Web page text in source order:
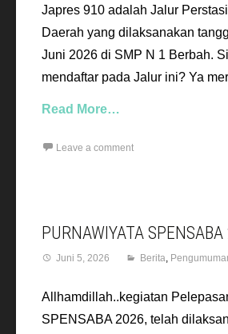
Japres 910 adalah Jalur
Daerah yang dilaksanakan
Juni 2026 di SMP N 1 Berbah.
mendaftar pada Jalur ini? Ya
Read More…
Leave a comment
PURNAWIYATA
Juni 5, 2026 Berita,
Allhamdillah..kegiatan
SPENSABA 2026, telah